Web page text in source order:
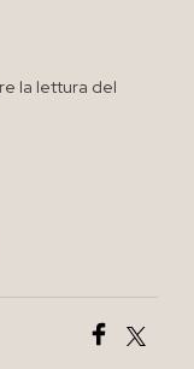
la lettura del